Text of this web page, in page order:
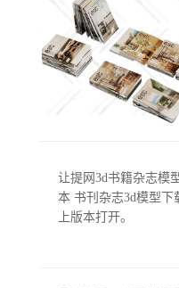
让提网3d书籍杂志模
本 书刊杂志3d模型下
上版本打开。